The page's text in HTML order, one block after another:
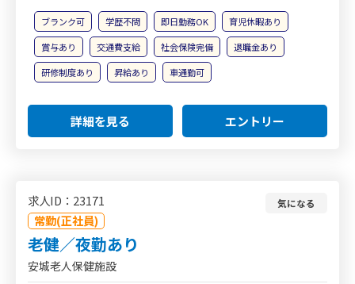
ブランク可 学歴不問 即日勤務OK
育児休暇あり
賞与あり
交通費支給 社会保険完備
退職金あり
研修制度あり
昇給あり 車通勤可
詳細を見る エントリー
求人ID：23171
常勤(正社員)
気になる
老健／夜勤あり
安城老人保健施設